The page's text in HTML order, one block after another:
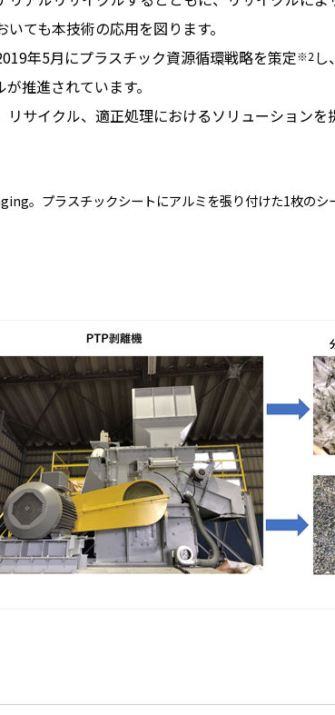
ても本技術の応用を図ります。
年5月にプラスチック資源循環戦略を策定※2
推進されています。
サイクル、適正処理におけるソリューション
。プラスチックシートにアルミを張り付けた1枚のシ